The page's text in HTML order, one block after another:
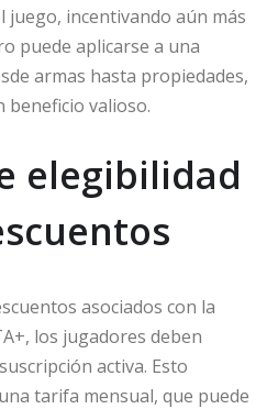
juego, incentivando aún más
puede aplicarse a una
armas hasta propiedades,
beneficio valioso.
elegibilidad
asociados con la
los jugadores deben
activa. Esto
tarifa mensual, que puede